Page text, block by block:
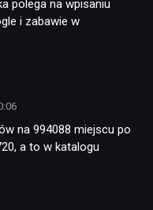
polega na wpisaniu
i zabawie w
na 994088 miejscu po
a to w katalogu